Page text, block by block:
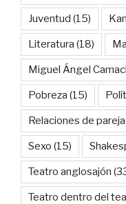
Juventud (15)
Literatura (18)
Miguel Ángel
Pobreza (15)
Relaciones de pareja
Sexo (15)
Teatro anglosajón
Teatro dentro del